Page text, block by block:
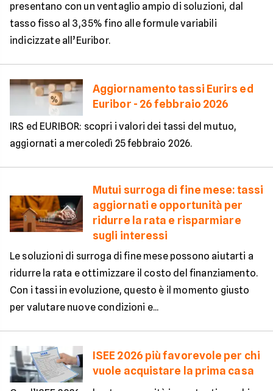
presentano con un ventaglio ampio di soluzioni, dal
tasso fisso al 3,35% fino alle formule variabili
indicizzate all’Euribor.
Aggiornamento tassi Eurirs ed
Euribor - 26 febbraio 2026
IRS ed EURIBOR: scopri i valori dei tassi del mutuo,
aggiornati a mercoledì 25 febbraio 2026.
Mutui surroga di fine mese: tassi
aggiornati e opportunità per
ridurre la rata e risparmiare
sugli interessi
Le soluzioni di surroga di fine mese possono aiutarti a
ridurre la rata e ottimizzare il costo del finanziamento.
Con i tassi in evoluzione, questo è il momento giusto
per valutare nuove condizioni e...
ISEE 2026 più favorevole per chi
vuole acquistare la prima casa